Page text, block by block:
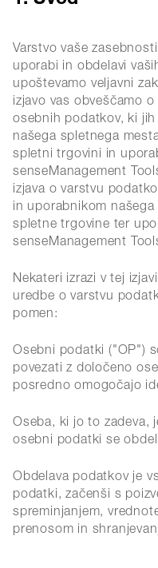
Varstvo vaše
uporabi in obdelavi
upoštevamo veljavni
izjavo vas obveščamo
osebnih podatkov, ki
našega spletnega
spletni trgovini in
senseManagement
izjava o varstvu
in uporabnikom
spletne trgovine ter
senseManagement
Nekateri izrazi v tej
uredbe o varstvu
pomen:
Osebni podatki ("OP")
povezati z določeno
posredno omogočajo
Oseba, ki jo to zadeva,
osebni podatki se
Obdelava podatkov je
podatki, začenši s
spreminjanjem,
prenosom in